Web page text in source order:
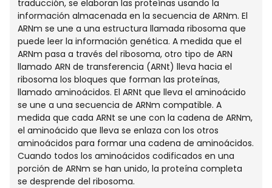
traducción, se elaboran las proteínas usando la
información almacenada en la secuencia de ARNm. El
ARNm se une a una estructura llamada ribosoma que
puede leer la información genética. A medida que el
ARNm pasa a través del ribosoma, otro tipo de ARN
llamado ARN de transferencia (ARNt) lleva hacia el
ribosoma los bloques que forman las proteínas,
llamado aminoácidos. El ARNt que lleva el aminoácido
se une a una secuencia de ARNm compatible. A
medida que cada ARNt se une con la cadena de ARNm,
el aminoácido que lleva se enlaza con los otros
aminoácidos para formar una cadena de aminoácidos.
Cuando todos los aminoácidos codificados en una
porción de ARNm se han unido, la proteína completa
se desprende del ribosoma.